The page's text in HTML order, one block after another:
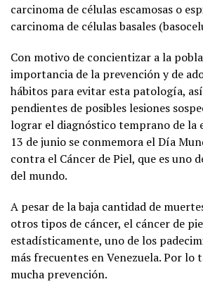
carcinoma de células escamosas o
carcinoma de células basales
Con motivo de concientizar a la
importancia de la prevención y de
hábitos para evitar esta patología,
pendientes de posibles lesiones
lograr el diagnóstico temprano de la
13 de junio se conmemora el Día
contra el Cáncer de Piel, que es uno
del mundo.
A pesar de la baja cantidad de
otros tipos de cáncer, el cáncer de
estadísticamente, uno de los
más frecuentes en Venezuela. Por lo
mucha prevención.